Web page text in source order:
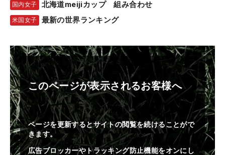
国内女子 北海道meijiカップ 組み合わせ
米国女子 最新の世界ランキング
このページが表示されるお客様へ
ページを更新するとサイトの閲覧を続けることがで
きます。
広告ブロッカーやトラッキング防止機能をオンにし